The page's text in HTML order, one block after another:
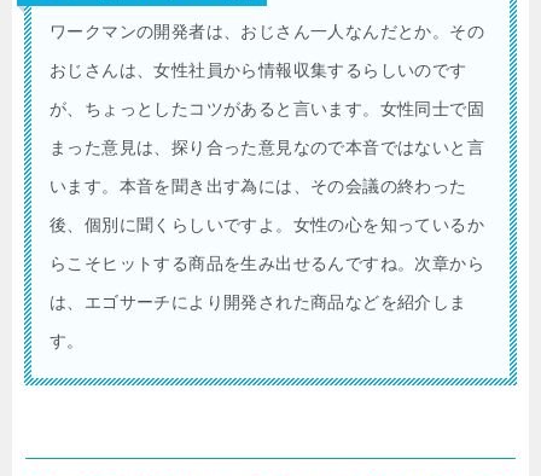
ワークマンの開発者は、おじさん一人なんだとか。その
おじさんは、女性社員から情報収集するらしいのです
が、ちょっとしたコツがあると言います。女性同士で固
まった意見は、探り合った意見なので本音ではないと言
います。本音を聞き出す為には、その会議の終わった
後、個別に聞くらしいですよ。女性の心を知っているか
らこそヒットする商品を生み出せるんですね。次章から
は、エゴサーチにより開発された商品などを紹介しま
す。